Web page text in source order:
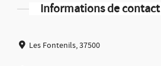
Informations de contact
Les Fontenils, 37500